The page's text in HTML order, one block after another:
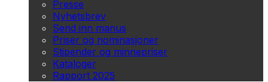
Presse
Nyhetsbrev
Send inn manus
Priser og nominasjoner
Stipender og minnepriser
Kataloger
Rapport 2025